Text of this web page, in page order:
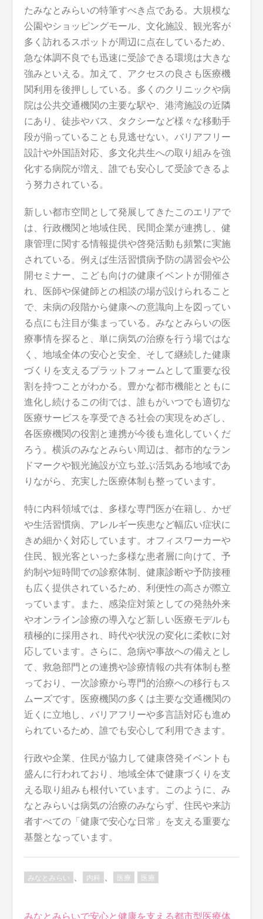
たみなとみらいの特筆すべき点である。大規模な
公園やショッピングモール、文化施設、観光客が
多く訪れるスポットが周辺に点在しているため、
急な体調不良でも迅速に受診できる環境は大きな
強みといえる。加えて、アクセスの良さも医療機
関利用を後押ししている。多くのクリニックや病
院は公共交通機関の主要な駅や、港湾施設の近隣
にあり、徒歩やバス、タクシーなど様々な移動手
段が揃っていることも見逃せない。バリアフリー
設計や外国語対応、多文化共生への取り組みを強
化する病院が増え、誰でも安心して受診できるよ
う努力されている。
新しい都市空間として発展してきたこのエリアで
は、行政機関と地域住民、民間企業が連携し、健
康管理に関する情報提供や啓発活動も頻繁に実施
されている。例えば生活習慣病予防の講習会や公
開セミナー、こども向けの健康イベントが開催さ
れ、医師や保健師との相談の場が設けられること
で、未病の段階から健康への意識向上を図ってい
る点にも注目が集まっている。みなとみらいの医
療事情を探ると、単に病気の治療を行う場ではな
く、地域全体の安心と安全、そして継続した健康
づくりを支えるプラットフォームとして重要な役
割を持つことがわかる。豊かな都市機能とともに
進化し続けるこの街では、誰もがいつでも適切な
医療サービスを享受できる社会の実現をめざし、
各医療機関の役割と連携が今後も進化していくだ
ろう。横浜のみなとみらい周辺は、都市的なラン
ドマークや観光施設が立ち並ぶ活気ある地域であ
りながら、充実した医療体制も整っています。
特に内科領域では、多様な専門医が在籍し、かぜ
や生活習慣病、アレルギー疾患など幅広い症状に
きめ細かく対応しています。オフィスワーカーや
住民、観光客といった多様な患者層に向けて、予
約制や短時間での診察体制、健康診断や予防接種
も広く提供されているため、利便性の高さが際立
っています。また、感染症対策としての発熱外来
やオンライン診療の導入など新しい医療モデルも
積極的に採用され、時代や状況の変化に柔軟に対
応しています。さらに、急病や事故への備えとし
て、救急部門との連携や診療情報の共有体制も整
っており、一次診療から専門的治療への移行もス
ムーズです。医療機関の多くは主要な交通機関の
近くに立地し、バリアフリーや多言語対応も進め
られているため、誰でも安心して利用できます。
行政や企業、住民が協力して健康啓発イベントも
盛んに行われており、地域全体で健康づくりを支
える取り組みも根付いています。このように、み
なとみらいは病気の治療のみならず、住民や来訪
者すべての「健康で安心な日常」を支える重要な
基盤となっています。
みなとみらい 内科 医療 医療
投
みなとみらいで安心と健康を支える都市型医療体